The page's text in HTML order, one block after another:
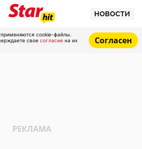
НОВОСТИ
cookie-файлы.
свое согласие на их
Согласен